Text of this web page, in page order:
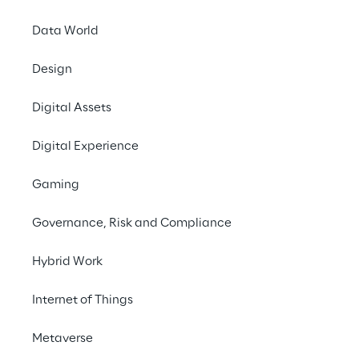
Data World
Design
Digital Assets
Digital Experience
Gaming
Governance, Risk and Compliance
Hybrid Work
Internet of Things
Metaverse